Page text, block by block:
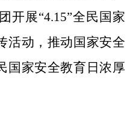
开展“4.15”全民国家
活动，推动国家安全
国家安全教育日浓厚